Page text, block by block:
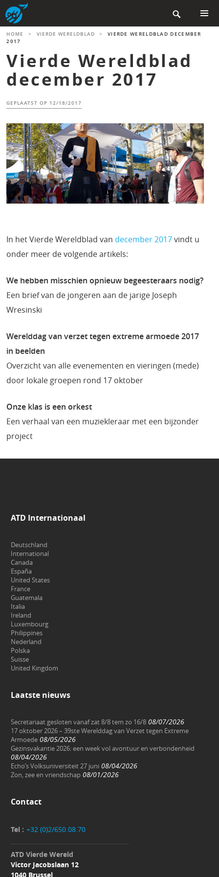
Skip
to
content

MENU
HOME > VIERDE WERELDBLAD >
VIERDE WERELDBLAD DECEMBER
2017
Vierde Wereldblad
december 2017
GEPLAATST OP 12/18/2017
In het Vierde Wereldblad van december 2017vindt u
onder meer de volgende artikels:
We hebben misschien opnieuw begeesteraars nodig?
Een brief van de jongeren aan de jarige Joseph
Wresinski
Werelddag van verzet tegen extreme armoede 2017
in beelden
Overzicht van alle evenementen en vieringen (mede)
door lokale groepen rond 17 oktober
Onze klas is een orkest
Een verhaal van een muziekleraar met een bijzonder
project
ATD Internationaal
Deutschland
International
Canada
España
United States
France
Guatemala
Italia
Ireland
Luxembourg
Philippines
Nederland
Polska
Suisse
United Kingdom
Laatste nieuws
Secretariaat gesloten vanaf zat 8/8 tem zo 16/8 08/07/2026
17 oktober 2026 – 39ste Werelddag van Verzet tegen Extreme
Armoede 08/05/2026
Gezinsvakantie 2026: een week vol avontuur en verbondenheid
08/04/2026
Echo’s Volksuniversiteit 27 juni 08/04/2026
Zon, zee en vriendschap 08/01/2026
Contact
Tel : +32 (0)2/650.08.70
ATD Vierde Wereld
Victor Jacobslaan 12
1040 Brussel